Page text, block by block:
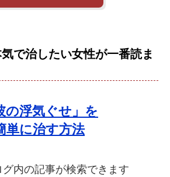
で治したい女性が一番読ま
の浮気ぐせ」を
単に治す方法
内の記事が検索できます